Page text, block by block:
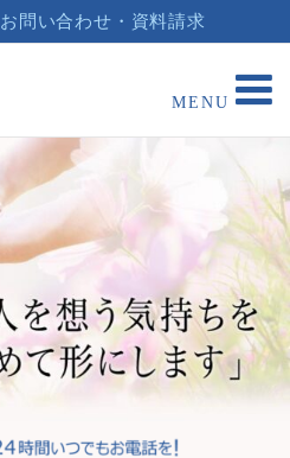
お問い合わせ・資料請求